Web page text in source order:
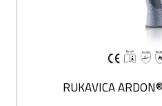
RUKAVICA